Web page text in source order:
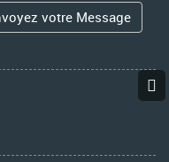
votre Message